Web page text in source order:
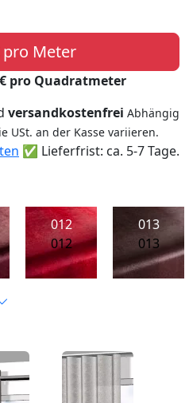
Meter
pro Quadratmeter
versandkostenfrei Abhängig
USt. an der Kasse variieren.
✅ Lieferfrist: ca. 5-7 Tage.
012
012
013
013